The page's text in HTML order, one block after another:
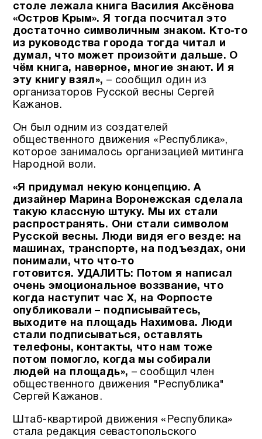
столе лежала книга Василия Аксёнова
«Остров Крым». Я тогда посчитал это
достаточно символичным знаком. Кто-то
из руководства города тогда читал и
думал, что может произойти дальше. О
чём книга, наверное, многие знают. И я
эту книгу взял», – сообщил один из
организаторов Русской весны Сергей
Кажанов.
Он был одним из создателей
общественного движения «Республика»,
которое занималось организацией митинга
Народной воли.
«Я придумал некую концепцию. А
дизайнер Марина Воронежская сделала
такую классную штуку. Мы их стали
распространять. Они стали символом
Русской весны. Люди видя его везде: на
машинах, транспорте, на подъездах, они
понимали, что что-то
готовится. УДАЛИТЬ: Потом я написал
очень эмоциональное воззвание, что
когда наступит час Х, на Форпосте
опубликовали – подписывайтесь,
выходите на площадь Нахимова. Люди
стали подписываться, оставлять
телефоны, контакты, что нам тоже
потом помогло, когда мы собирали
людей на площадь», – сообщил член
общественного движения "Республика"
Сергей Кажанов.
Штаб-квартирой движения «Республика»
стала редакция севастопольского